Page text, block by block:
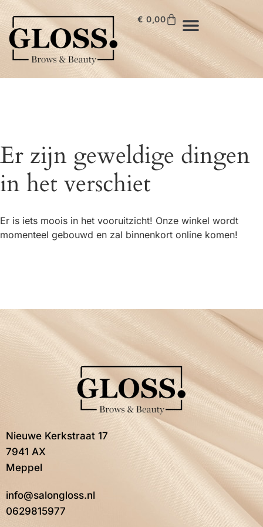
€ 0,00
Er zijn geweldige dingen
in het verschiet
Er is iets moois in het vooruitzicht! Onze winkel wordt
momenteel gebouwd en zal binnenkort online komen!
Nieuwe Kerkstraat 17
7941 AX
Meppel
info@salongloss.nl
0629815977